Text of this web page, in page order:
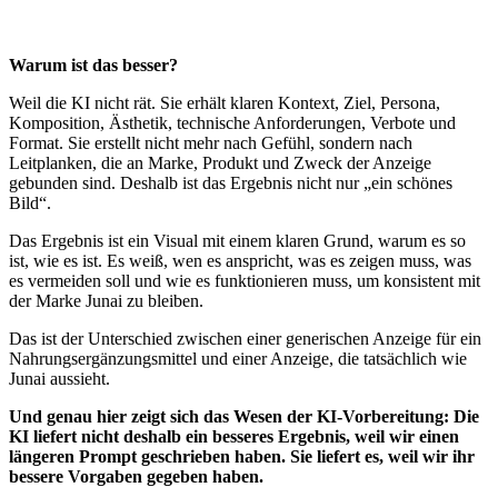
Warum ist das besser?
Weil die KI nicht rät. Sie erhält klaren Kontext, Ziel, Persona,
Komposition, Ästhetik, technische Anforderungen, Verbote und
Format. Sie erstellt nicht mehr nach Gefühl, sondern nach
Leitplanken, die an Marke, Produkt und Zweck der Anzeige
gebunden sind. Deshalb ist das Ergebnis nicht nur „ein schönes
Bild“.
Das Ergebnis ist ein Visual mit einem klaren Grund, warum es so
ist, wie es ist. Es weiß, wen es anspricht, was es zeigen muss, was
es vermeiden soll und wie es funktionieren muss, um konsistent mit
der Marke Junai zu bleiben.
Das ist der Unterschied zwischen einer generischen Anzeige für ein
Nahrungsergänzungsmittel und einer Anzeige, die tatsächlich wie
Junai aussieht.
Und genau hier zeigt sich das Wesen der KI‑Vorbereitung: Die
KI liefert nicht deshalb ein besseres Ergebnis, weil wir einen
längeren Prompt geschrieben haben. Sie liefert es, weil wir ihr
bessere Vorgaben gegeben haben.